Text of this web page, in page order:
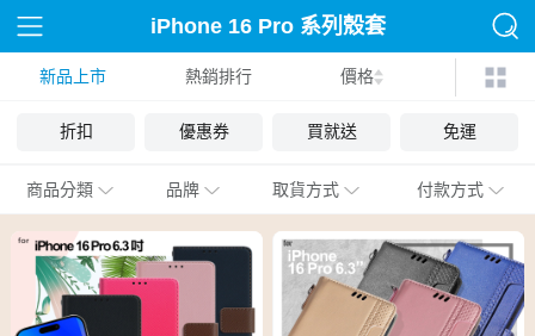
iPhone 16 Pro 系列殼套
新品上市 熱銷排行 價格
折扣 優惠券 買就送 免運
商品分類 品牌 取貨方式 付款方式